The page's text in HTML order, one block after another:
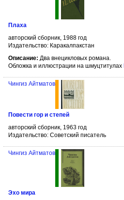
Плаха
авторский сборник, 1988 год
Издательство: Каракалпакстан
Описание: Два внецикловых романа.
Обложка и иллюстрации на шмуцтитулах
Чингиз Айтматов
Повести гор и степей
авторский сборник, 1963 год
Издательство: Советский писатель
Чингиз Айтматов
Эхо мира